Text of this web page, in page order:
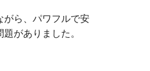
ら、パワフルで安
がありました。